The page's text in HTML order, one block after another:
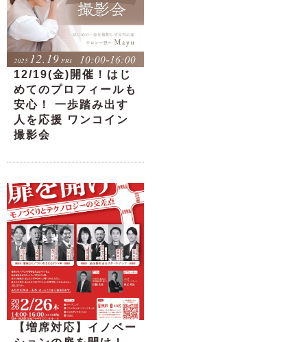
12/19(金)開催！はじ
めてのプロフィールも
安心！ 一歩踏み出す
人を応援 ワンコイン
撮影会
【増席対応】イノベー